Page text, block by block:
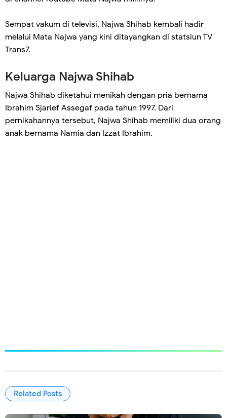
Sempat vakum di televisi, Najwa Shihab kembali hadir
melalui Mata Najwa yang kini ditayangkan di statsiun TV
Trans7.
Keluarga Najwa Shihab
Najwa Shihab diketahui menikah dengan pria bernama
Ibrahim Sjarief Assegaf pada tahun 1997. Dari
pernikahannya tersebut, Najwa Shihab memiliki dua orang
anak bernama Namia dan Izzat Ibrahim.
Related Posts